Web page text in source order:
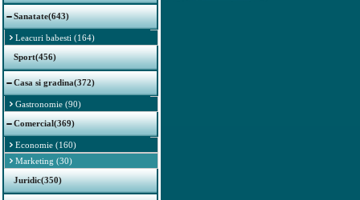
Sanatate(643)
Leacuri babesti (164)
Sport(456)
Casa si gradina(372)
Gastronomie (90)
Comercial(369)
Economie (160)
Marketing (30)
Juridic(350)